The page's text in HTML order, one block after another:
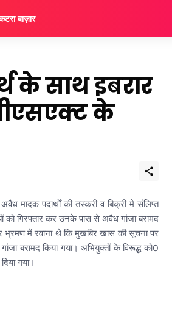
बाज़ार
साथ इबरार
के
मादक पदार्थों की तस्करी व बिक्री मे संलिप्त
को गिरफ्तार कर उनके पास से अवैध गांजा बरामद
भ्रमण में रवाना थे कि मुखबिर खास की सूचना पर
बरामद किया गया। अभियुक्तों के विरूद्ध को0
गया।